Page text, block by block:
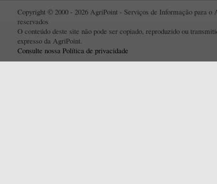
Copyright © 2000 - 2026 AgriPoint - Serviços de Informação para o
reservados
O conteúdo deste site não pode ser copiado, reproduzido ou
expresso da AgriPoint.
Consulte nossa Política de privacidade